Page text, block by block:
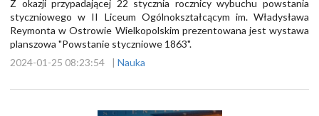
Z okazji przypadającej 22 stycznia rocznicy wybuchu powstania
styczniowego w II Liceum Ogólnokształcącym im. Władysława
Reymonta w Ostrowie Wielkopolskim prezentowana jest wystawa
planszowa "Powstanie styczniowe 1863".
2024-01-25 08:23:54
Nauka